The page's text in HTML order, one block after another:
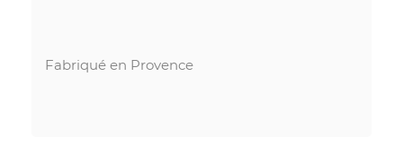
Fabriqué en Provence